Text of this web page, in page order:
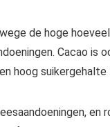
de hoge
Cacao is
​​hoog suikergehalte
en